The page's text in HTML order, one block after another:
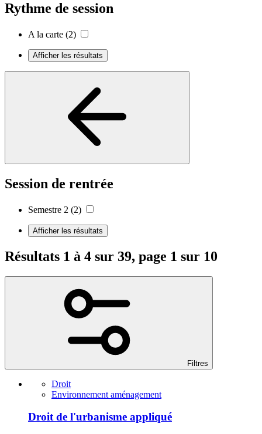
Rythme de session
A la carte (2)
Afficher les résultats
Session de rentrée
Semestre 2 (2)
Afficher les résultats
Résultats 1 à 4 sur 39, page 1 sur 10
Filtres
Droit
Environnement aménagement
Droit de l'urbanisme appliqué